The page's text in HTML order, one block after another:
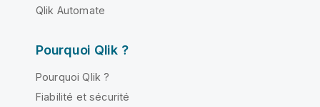
Qlik Automate
Pourquoi Qlik ?
Pourquoi Qlik ?
Fiabilité et sécurité